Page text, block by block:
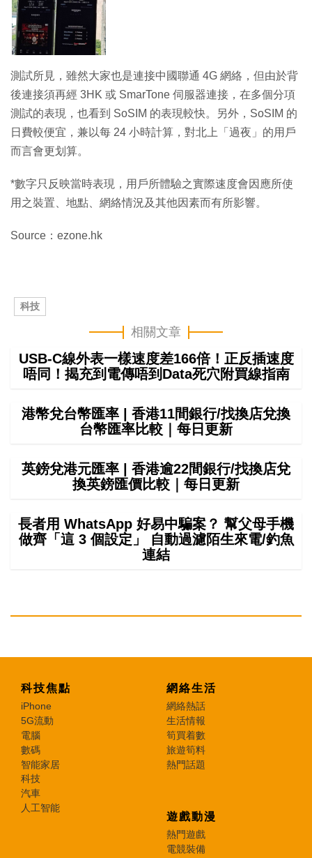
測試所見，雖然大家也是連接中國聯通 4G 網絡，但由於背
後連接須再經 3HK 或 SmarTone 伺服器連接，在多個分項
測試的表現，也看到 SoSIM 的表現較快。另外，SoSIM 的
日費較便宜，兼以每 24 小時計算，對北上「過夜」的用戶
而言會更划算。
*數字只反映當時表現，用戶所體驗之實際速度會因應所使
用之裝置、地點、網絡情況及其他因素而有所影響。
Source：ezone.hk
科技
相關文章
USB-C線外表一樣速度差166倍！正反插速度
唔同！揭充到電傳唔到Data死穴附買線指南
港幣兌台幣匯率 | 香港11間銀行/找換店兌換
台幣匯率比較｜每日更新
英鎊兌港元匯率 | 香港逾22間銀行/找換店兌
換英鎊匯價比較｜每日更新
長者用 WhatsApp 好易中騙案？ 幫父母手機
做齊「這 3 個設定」 自動過濾陌生來電/釣魚
連結
科技焦點
iPhone
5G流動
電腦
數碼
智能家居
科技
汽車
人工智能
網絡生活
網絡熱話
生活情報
筍買着數
旅遊筍料
熱門話題
遊戲動漫
熱門遊戲
電競裝備